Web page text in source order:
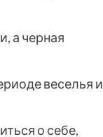
а черная
веселья и
о себе,